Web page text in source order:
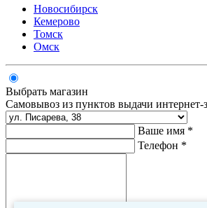
Новосибирск
Кемерово
Томск
Омск
Выбрать магазин
Самовывоз из пунктов выдачи интернет-
Ваше имя *
Телефон *